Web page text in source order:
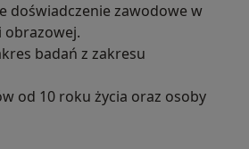
doświadczenie zawodowe w
obrazowej.
badań z zakresu
od 10 roku życia oraz osoby